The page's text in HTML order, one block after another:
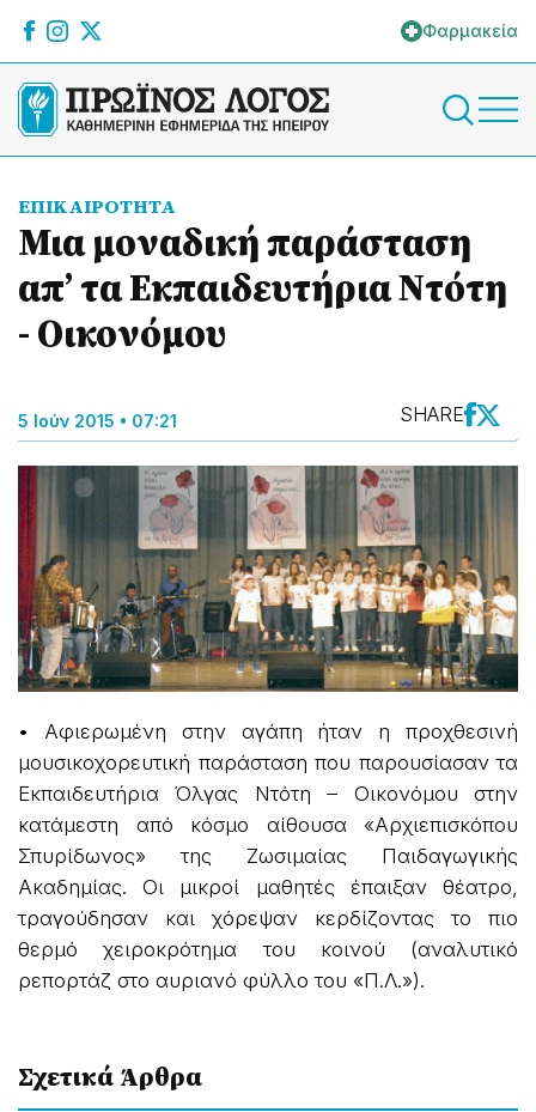
Φαρμακεία
ΕΠΙΚΑΙΡΟΤΗΤΑ
Μια μοναδική παράσταση
απ’ τα Εκπαιδευτήρια Ντότη
- Οικονόμου
5 Ιούν 2015 • 07:21 SHARE
• Αφιερωμένη στην αγάπη ήταν η προχθεσινή
μουσικοχορευτική παράσταση που παρουσίασαν τα
Εκπαιδευτήρια Όλγας Ντότη – Οικονόμου στην
κατάμεστη από κόσμο αίθουσα «Αρχιεπισκόπου
Σπυρίδωνος» της Ζωσιμαίας Παιδαγωγικής
Ακαδημίας. Οι μικροί μαθητές έπαιξαν θέατρο,
τραγούδησαν και χόρεψαν κερδίζοντας το πιο
θερμό χειροκρότημα του κοινού (αναλυτικό
ρεπορτάζ στο αυριανό φύλλο του «Π.Λ.»).
Σχετικά Άρθρα